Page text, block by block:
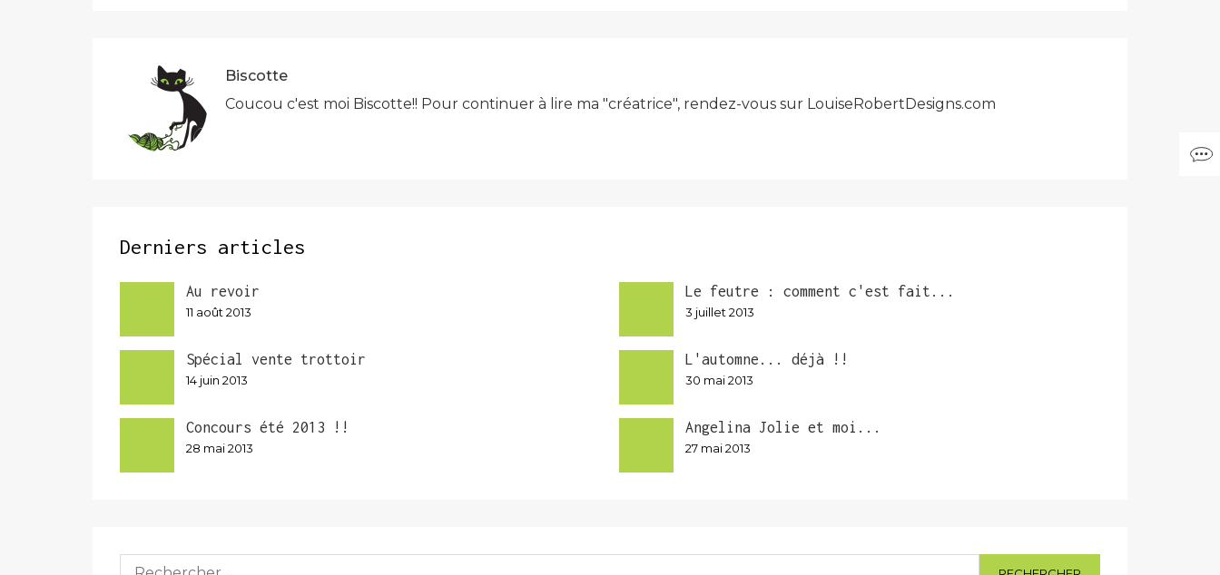
Biscotte
Coucou c'est moi Biscotte!! Pour continuer à lire ma "créatrice", rendez-vous sur LouiseRobertDesigns.com
Derniers articles
Au revoir
11 août 2013
Le feutre : comment c'est fait...
3 juillet 2013
Spécial vente trottoir
14 juin 2013
L'automne... déjà !!
30 mai 2013
Concours été 2013 !!
28 mai 2013
Angelina Jolie et moi...
27 mai 2013
Rechercher :